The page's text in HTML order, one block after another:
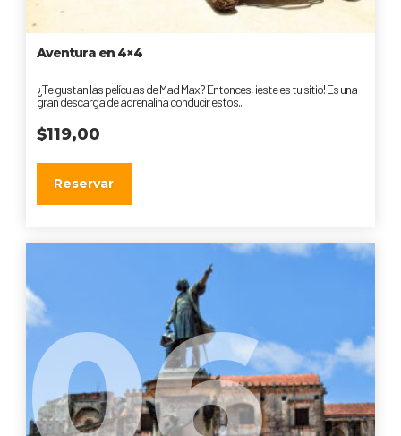
Aventura en 4×4
¿Te gustan las películas de Mad Max? Entonces, ¡este es tu sitio! Es una
gran descarga de adrenalina conducir estos...
$119,00
Reservar